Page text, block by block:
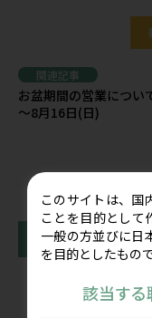
関連記事
お盆期間の営業につ
～8月16日(日)
前の記事
このサイトは、国
ことを目的として
一般の方並びに日
を目的としたもの
該当する